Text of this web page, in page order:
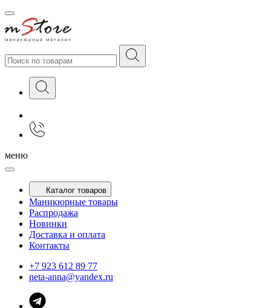
меню
Каталог товаров
Маникюрные товары
Распродажа
Новинки
Доставка и оплата
Контакты
+7 923 612 89 77
neta-anna@yandex.ru